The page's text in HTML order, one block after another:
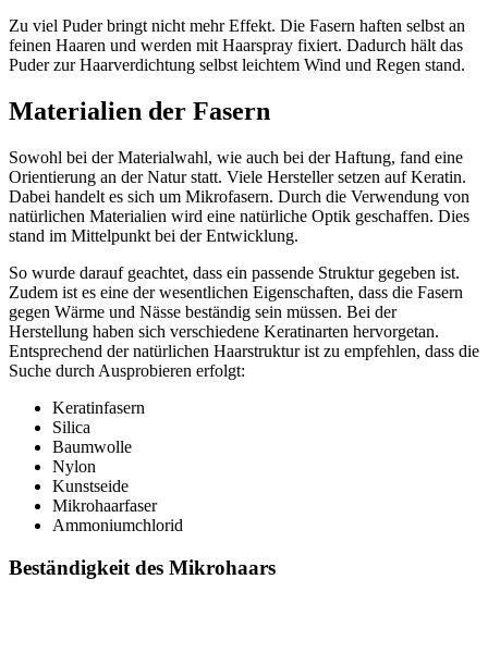
Zu viel Puder bringt nicht mehr Effekt. Die Fasern haften selbst an
feinen Haaren und werden mit Haarspray fixiert. Dadurch hält das
Puder zur Haarverdichtung selbst leichtem Wind und Regen stand.
Materialien der Fasern
Sowohl bei der Materialwahl, wie auch bei der Haftung, fand eine
Orientierung an der Natur statt. Viele Hersteller setzen auf Keratin.
Dabei handelt es sich um Mikrofasern. Durch die Verwendung von
natürlichen Materialien wird eine natürliche Optik geschaffen. Dies
stand im Mittelpunkt bei der Entwicklung.
So wurde darauf geachtet, dass ein passende Struktur gegeben ist.
Zudem ist es eine der wesentlichen Eigenschaften, dass die Fasern
gegen Wärme und Nässe beständig sein müssen. Bei der
Herstellung haben sich verschiedene Keratinarten hervorgetan.
Entsprechend der natürlichen Haarstruktur ist zu empfehlen, dass die
Suche durch Ausprobieren erfolgt:
Keratinfasern
Silica
Baumwolle
Nylon
Kunstseide
Mikrohaarfaser
Ammoniumchlorid
Beständigkeit des Mikrohaars